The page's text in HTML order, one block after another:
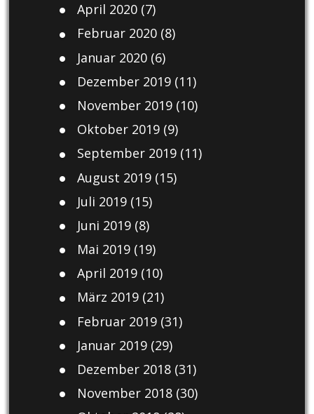
April 2020(7)
Februar 2020(8)
Januar 2020(6)
Dezember 2019(11)
November 2019(10)
Oktober 2019(9)
September 2019(11)
August 2019(15)
Juli 2019(15)
Juni 2019(8)
Mai 2019(19)
April 2019(10)
März 2019(21)
Februar 2019(31)
Januar 2019(29)
Dezember 2018(31)
November 2018(30)